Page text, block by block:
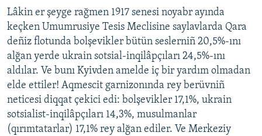
Lâkin er şeyge rağmen 1917 senesi noyabr ayında
keçken Umumrusiye Tesis Meclisine saylavlarda Qara
deñiz flotunda bolşevikler bütün seslerniñ 20,5%-ını
alğan yerde ukrain sotsial-inqilâpçıları 24,5%-ını
aldılar. Ve bunı Kyivden amelde iç bir yardım olmadan
elde ettiler! Aqmescit garnizonında rey berüvniñ
neticesi diqqat çekici edi: bolşevikler 17,1%, ukrain
sotsialist-inqilâpçıları 14,3%, musulmanlar
(qırımtatarlar) 17,1% rey alğan ediler. Ve Merkeziy